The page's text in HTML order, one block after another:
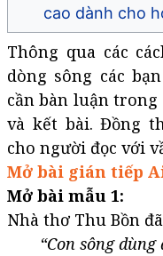
cao dành cho
Thông qua các
dòng sông các
cần bàn luận
và kết bài. Đồng
cho người đọc với
Mở bài gián tiếp
Mở bài mẫu 1:
Nhà thơ Thu Bồn
“Con sông